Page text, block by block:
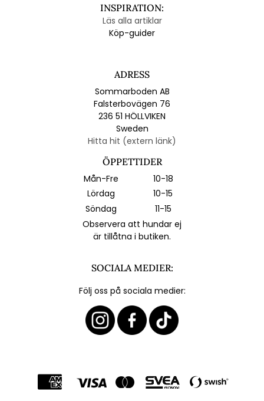
INSPIRATION:
Läs alla artiklar
Köp-guider
ADRESS
Sommarboden AB
Falsterbovägen 76
236 51 HÖLLVIKEN
Sweden
Hitta hit (extern länk)
ÖPPETTIDER
Mån-Fre
10-18
Lördag
10-15
Söndag
11-15
Observera att hundar ej
är tillåtna i butiken.
SOCIALA MEDIER:
Följ oss på sociala medier: